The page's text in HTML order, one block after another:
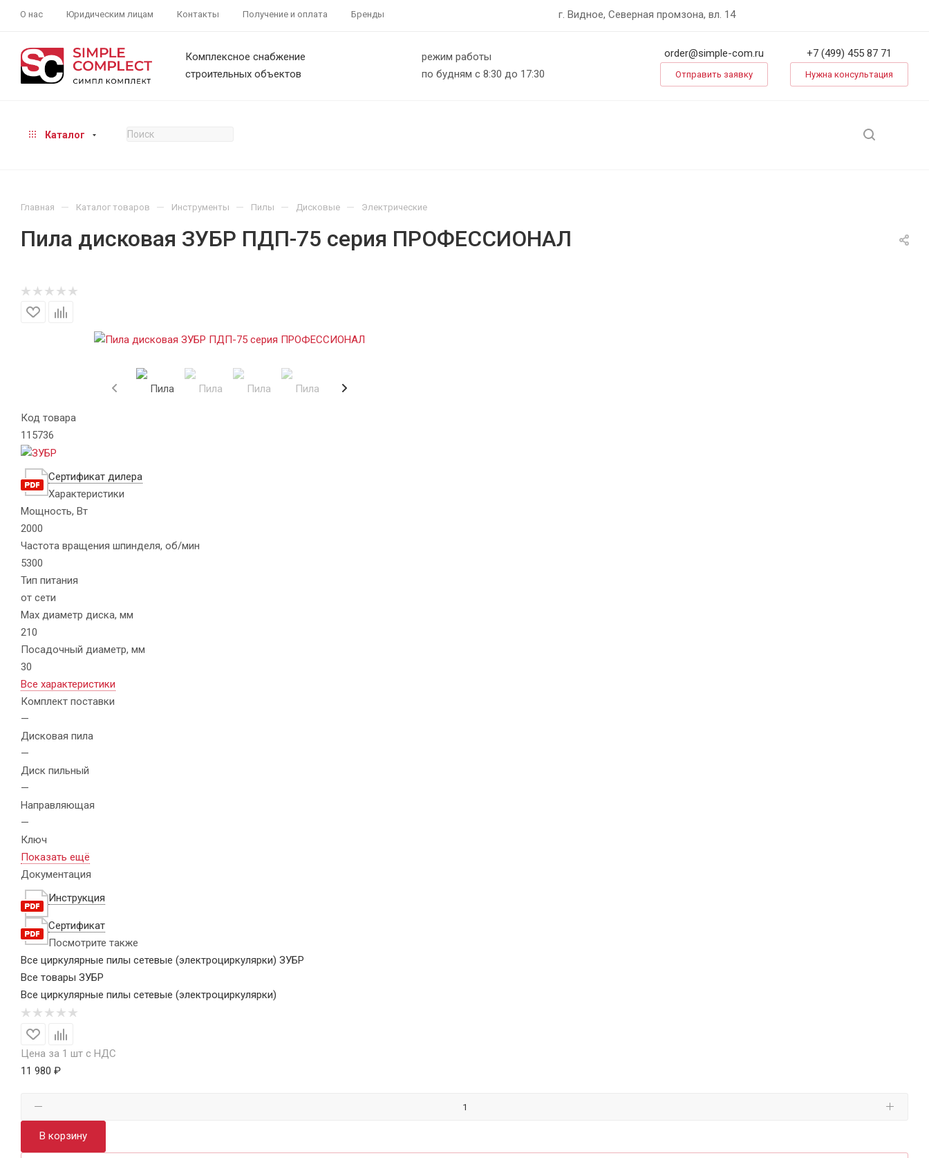
О нас Юридическим лицам Контакты Получение и оплата Бренды г. Видное, Северная промзона, вл. 14
Комплексное снабжение
строительных объектов
режим работы
по будням с 8:30 до 17:30
order@simple-com.ru
Отправить заявку
+7 (499) 455 87 71
Нужна консультация
Каталог
Главная — Каталог товаров — Инструменты — Пилы — Дисковые — Электрические
Пила дисковая ЗУБР ПДП-75 серия ПРОФЕССИОНАЛ
Код товара
115736
Сертификат дилера
Характеристики
Мощность, Вт
2000
Частота вращения шпинделя, об/мин
5300
Тип питания
от сети
Max диаметр диска, мм
210
Посадочный диаметр, мм
30
Все характеристики
Комплект поставки
—
Дисковая пила
—
Диск пильный
—
Направляющая
—
Ключ
Показать ещё
Документация
Инструкция
Сертификат
Посмотрите также
Все циркулярные пилы сетевые (электроциркулярки) ЗУБР
Все товары ЗУБР
Все циркулярные пилы сетевые (электроциркулярки)
Цена за 1 шт с НДС
11 980 ₽
В корзину